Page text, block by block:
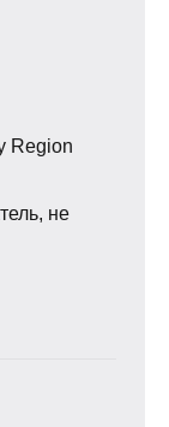
Region
не